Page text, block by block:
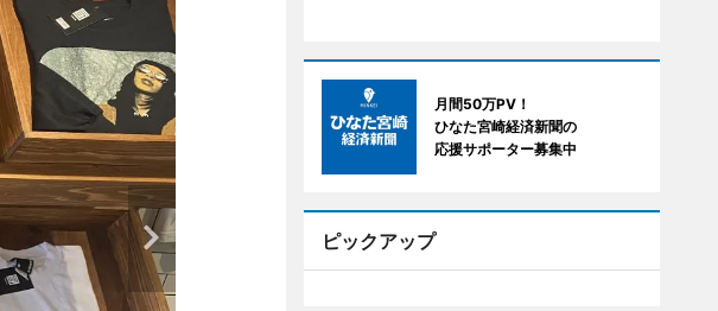
月間50万PV！
ひなた宮崎経済新聞の
応援サポーター募集中
ピックアップ